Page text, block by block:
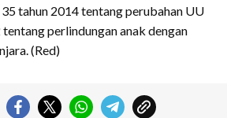
tahun 2014 tentang perubahan UU
perlindungan anak dengan
(Red)